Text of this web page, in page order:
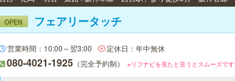
OPEN フェアリータッチ
営業時間：10:00～翌3:00 定休日：年中無休
080-4021-1925 （完全予約制） ※リフナビを見たと言うとスムーズです